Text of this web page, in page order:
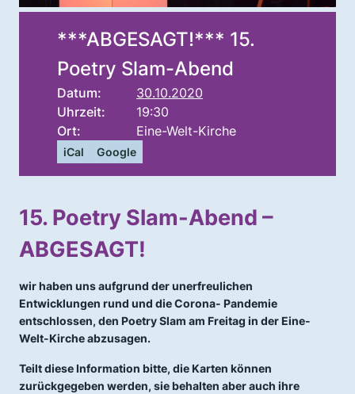
***ABGESAGT!*** 15.
Poetry Slam-Abend
Datum:
30.10.2020
Uhrzeit:
19:30
Ort:
Eine-Welt-Kirche
iCal Google
15. Poetry Slam-Abend –
ABGESAGT!
wir haben uns aufgrund der unerfreulichen
Entwicklungen rund und die Corona- Pandemie
entschlossen, den Poetry Slam am Freitag in der Eine-
Welt-Kirche abzusagen.
Teilt diese Information bitte, die Karten können
zurückgegeben werden, sie behalten aber auch ihre